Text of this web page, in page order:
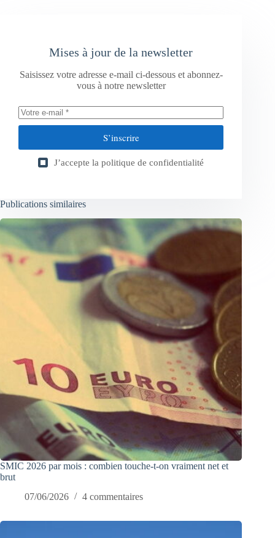
Mises à jour de la newsletter
Saisissez votre adresse e-mail ci-dessous et abonnez-
vous à notre newsletter
S’inscrire
J’accepte la politique de confidentialité
Publications similaires
SMIC 2026 par mois : combien touche-t-on vraiment net et
brut
07/06/2026
4 commentaires